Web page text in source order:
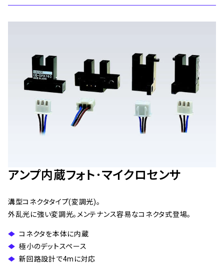
アンプ内蔵フォト･マイクロセンサ
溝型コネクタタイプ(変調光)。
外乱光に強い変調光。メンテナンス容易なコネクタ式登場。
コネクタを本体に内蔵
極小のデットスペース
新回路設計で4mに対応